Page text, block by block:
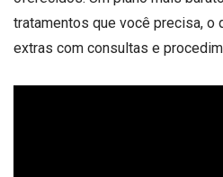
tratamentos que você precisa, o
extras com consultas e